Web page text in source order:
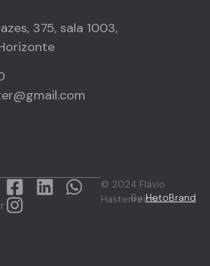
375, sala 1003,
© 2024 Flávio
Hastenreiter
ByHetoBrand